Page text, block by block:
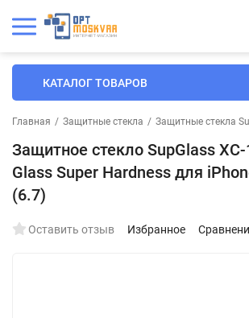
КАТАЛОГ ТОВАРОВ
Главная / Защитные стекла / Защитные стекла
Защитное стекло SupGlass
Glass Super Hardness для
(6.7)
Оставить отзыв Избранное